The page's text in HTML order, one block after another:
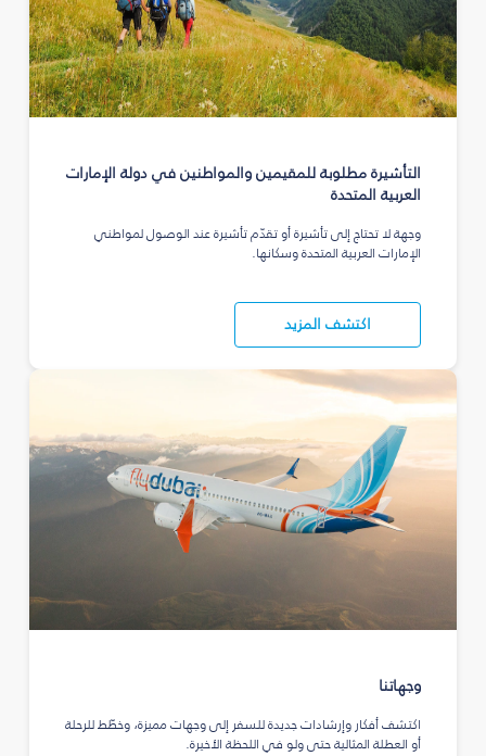
التأشيرة مطلوبة للمقيمين والمواطنين في دولة الإمارات
العربية المتحدة
وجهة لا تحتاج إلى تأشيرة أو تقدّم تأشيرة عند الوصول لمواطني
الإمارات العربية المتحدة وسكانها.
اكتشف المزيد
وجهاتنا
اكتشف أفكار وإرشادات جديدة للسفر إلى وجهات مميزة، وخطّط للرحلة
أو العطلة المثالية حتى ولو في اللحظة الأخيرة.